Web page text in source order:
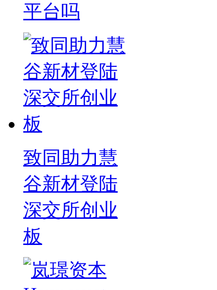
平台吗
致同助力慧
谷新材登陆
深交所创业
板